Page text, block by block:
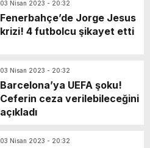
03 Nisan 2023 - 20:32
Fenerbahçe’de Jorge Jesus
krizi! 4 futbolcu şikayet etti
03 Nisan 2023 - 20:32
Barcelona’ya UEFA şoku!
Ceferin ceza verilebileceğini
açıkladı
03 Nisan 2023 - 20:32